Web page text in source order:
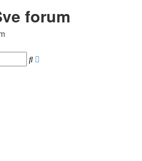
forum
Pretražnik